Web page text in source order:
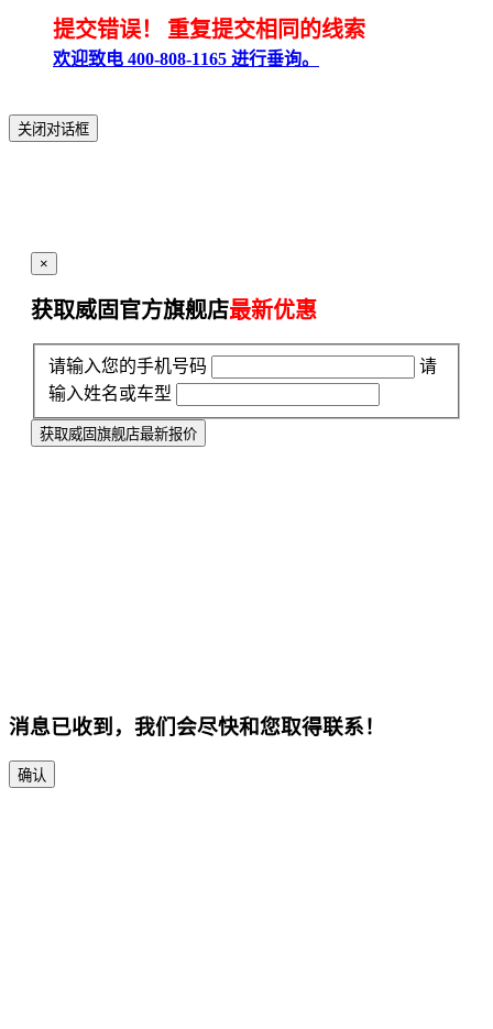
提交错误！ 重复提交相同的线索
欢迎致电 400-808-1165 进行垂询。
关闭对话框
×
获取威固官方旗舰店最新优惠
请输入您的手机号码
请
输入姓名或车型
获取威固旗舰店最新报价
消息已收到，我们会尽快和您取得联系！
确认